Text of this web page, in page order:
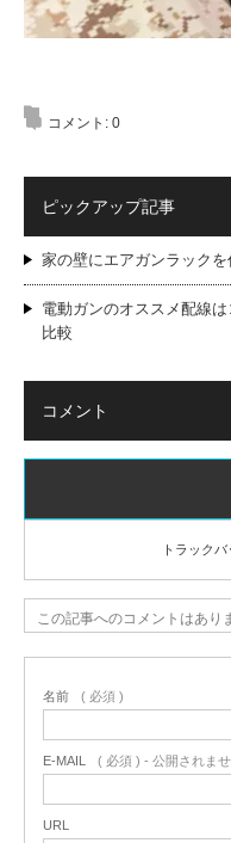
コメント: 0
ピックアップ記事
家の壁にエアガンラックを
電動ガンのオススメ配線
比較
コメント
トラック
この記事へのコメントはあり
名前 ( 必須 )
E-MAIL ( 必須 ) - 公開されま
URL